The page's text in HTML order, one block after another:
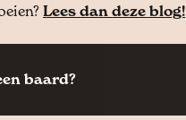
Lees dan deze blog!
baard?